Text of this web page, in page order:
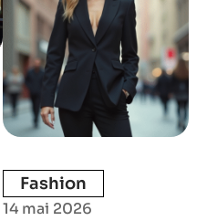
Fashion
14 mai 2026